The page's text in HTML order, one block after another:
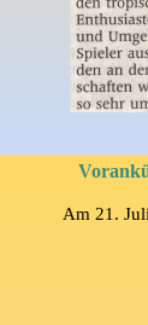
Am 21.